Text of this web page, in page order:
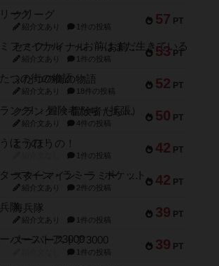
57 PT
クリーグ
紹介文あり 1件の投稿
53 PT
セミファイナル ～お前はまだ生きている～
紹介文あり 1件の投稿
52 PT
ふたつの街の物語
紹介文あり 18件の投稿
50 PT
クランク! ：冒険者たち（拡張）
紹介文あり 4件の投稿
42 PT
とうほうの！
1件の投稿
42 PT
スターマイン・ラミー ポケット
紹介文あり 2件の投稿
39 PT
海兵隊
紹介文あり 1件の投稿
39 PT
スーパーストア3000
1件の投稿